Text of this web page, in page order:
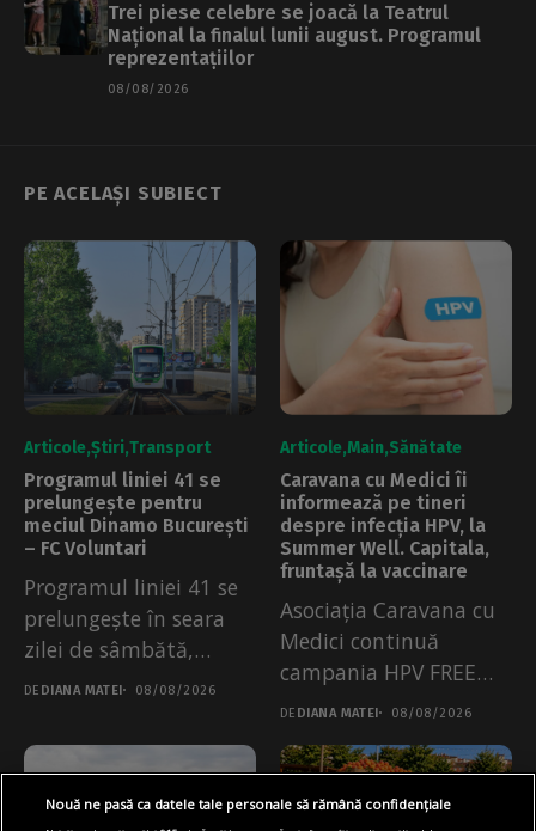
Trei piese celebre se joacă la Teatrul
Național la finalul lunii august. Programul
reprezentațiilor
08/08/2026
PE ACELAȘI SUBIECT
Articole Știri Transport
Programul liniei 41 se
prelungește pentru
meciul Dinamo București
– FC Voluntari
Programul liniei 41 se
prelungește în seara
zilei de sâmbătă,
08.08.2026. Măsura a...
DE DIANA MATEI 08/08/2026
Articole Main Sănătate
Caravana cu Medici îi
informează pe tineri
despre infecția HPV, la
Summer Well. Capitala,
fruntașă la vaccinare
Asociația Caravana cu
Medici continuă
campania HPV FREE
City la Summer Well....
DE DIANA MATEI 08/08/2026
Nouă ne pasă ca datele tale personale să rămână confidențiale